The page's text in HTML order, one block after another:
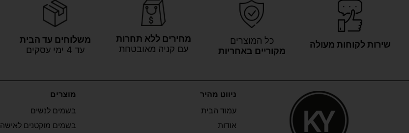
שירות לקוחות מעולה
כל המוצרים
מקוריים באחריות
מחירים ללא תחרות
עם קניה מאובטחת
משלוחים עד הבית
עד 4 ימי עסקים
ניווט מהיר
עמוד הבית
אודות
מוצרים
בשמים לנשים
בשמים מוקטנים לאישה